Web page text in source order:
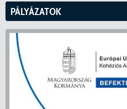
PÁLYÁZATOK